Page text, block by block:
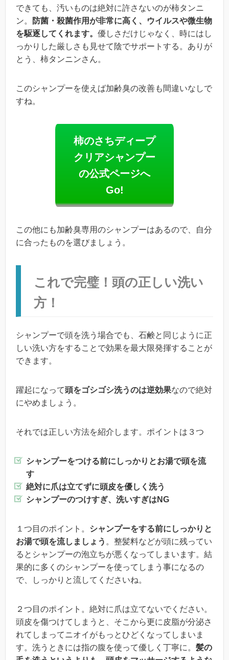
できても、汚いものは絶対に許さないのが柿タンニ
ン。
防菌・殺菌作用が非常に高く、ウイルスや微生物
を駆逐してくれます。 優しさだけじゃなく、時にはし
っかりした厳しさも見せて陰でサポートする。ありが
とう、柿タンニンさん。
このシャンプーを使えば加齢臭の改善も間違いなしで
すね。
柿のさちディープ
クリアシャンプー
の公式ページへ
Go!
この他にも加齢臭専用のシャンプーはあるので、自分
に合ったものを選びましょう。
これで完璧！頭の正しい洗い
方！
シャンプーで頭を洗う場合でも、石鹸と同じように正
しい洗い方をすることで効果を最大限発揮することが
できます。
躍起になって頭をゴシゴシ洗うのは逆効果なので絶対
にやめましょう。
それでは正しい方法を紹介します。ポイントは３つ
シャンプーをつける前にしっかりとお湯で頭を流
す
絶対に爪は立てずに頭皮を優しく洗う
シャンプーのつけすぎ、洗いすぎはNG
１つ目のポイント。 シャンプーをする前にしっかりと
お湯で頭を流しましょう 。整髪料などが頭に残ってい
るとシャンプーの泡立ちが悪くなってしまいます。結
果的に多くのシャンプーを使ってしまう事になるの
で、しっかりと流してくださいね。
２つ目のポイント。絶対に爪は立てないでください。
頭皮を傷つけてしまうと、そこから更に皮脂が分泌さ
れてしまってニオイがもっとひどくなってしまいま
す。洗うときには指の腹を使って優しく丁寧に。 髪の